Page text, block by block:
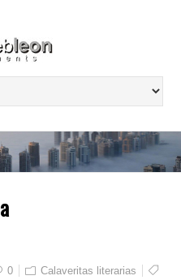
0
Calaveritas literarias